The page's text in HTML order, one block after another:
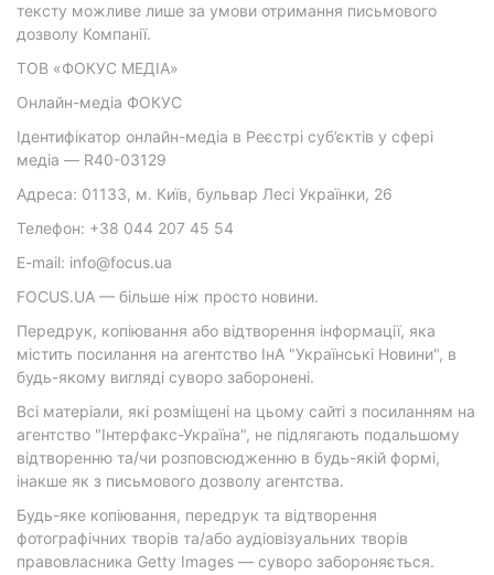
тексту можливе лише за умови отримання письмового
дозволу Компанії.
ТОВ «ФОКУС МЕДІА»
Онлайн-медіа ФОКУС
Ідентифікатор онлайн-медіа в Реєстрі суб’єктів у сфері
медіа — R40-03129
Адреса: 01133, м. Київ, бульвар Лесі Українки, 26
Телефон: +38 044 207 45 54
E-mail: info@focus.ua
FOCUS.UA — більше ніж просто новини.
Передрук, копіювання або відтворення інформації, яка
містить посилання на агентство ІнА "Українські Новини", в
будь-якому вигляді суворо заборонені.
Всі матеріали, які розміщені на цьому сайті з посиланням на
агентство "Інтерфакс-Україна", не підлягають подальшому
відтворенню та/чи розповсюдженню в будь-якій формі,
інакше як з письмового дозволу агентства.
Будь-яке копіювання, передрук та відтворення
фотографічних творів та/або аудіовізуальних творів
правовласника Getty Images — суворо забороняється.